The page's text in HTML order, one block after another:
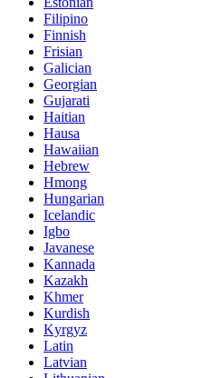
Filipino
Finnish
Frisian
Galician
Georgian
Gujarati
Haitian
Hausa
Hawaiian
Hebrew
Hmong
Hungarian
Icelandic
Igbo
Javanese
Kannada
Kazakh
Khmer
Kurdish
Kyrgyz
Latin
Latvian